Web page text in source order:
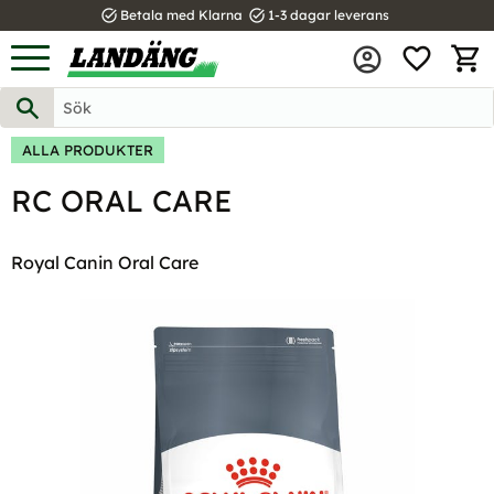
Meny
task_alt Betala med Klarna task_alt 1-3 dagar leverans
ALLA PRODUKTER
RC ORAL CARE
Royal Canin Oral Care